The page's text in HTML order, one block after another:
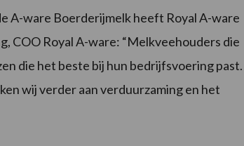
A-ware Boerderijmelk heeft Royal A-ware
COO Royal A-ware: “Melkveehouders die
die het beste bij hun bedrijfsvoering past.
wij verder aan verduurzaming en het